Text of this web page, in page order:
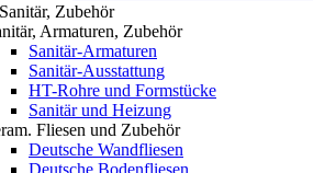
Zubehör
Armaturen, Zubehör
Sanitär-Armaturen
Sanitär-Ausstattung
HT-Rohre und Formstücke
Sanitär und Heizung
Fliesen und Zubehör
Deutsche Wandfliesen
Deutsche Bodenfliesen